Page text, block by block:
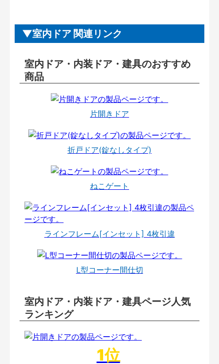
室内ドア 関連リンク
室内ドア・内装ドア・建具のおすすめ
商品
片開きドア
折戸ドア(錠なしタイプ)
ねこゲート
ラインフレーム[インセット] 4枚引違
L型コーナー間仕切
室内ドア・内装ドア・建具ページ人気
ランキング